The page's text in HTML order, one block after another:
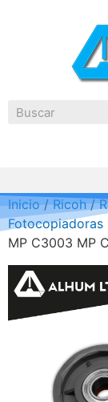
Inicio/Ricoh/
Fotocopiadoras
MP C3003 MP